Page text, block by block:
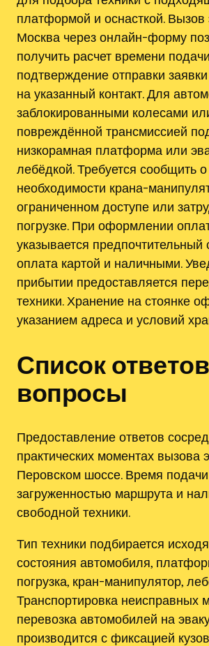
платформой и оснасткой. Вызов
Москва через онлайн-форму
получить расчет времени
подтверждение отправки
на указанный контакт. Для
заблокированными колесами
повреждённой трансмиссией
низкорамная платформа или
лебёдкой. Требуется сообщить о
необходимости крана-
ограниченном доступе или
погрузке. При оформлении
указывается
оплата картой и наличными.
прибытии предоставляется
техники. Хранение на стоянке
указанием адреса и условий
Список
вопросы
Предоставление ответов
практических моментах вызова
Перовском шоссе. Время
загруженностью маршрута и
свободной техники.
Тип техники подбирается
состояния автомобиля,
погрузка, кран-манипулятор,
Транспортировка неисправных
перевозка автомобилей на
производится с фиксацией